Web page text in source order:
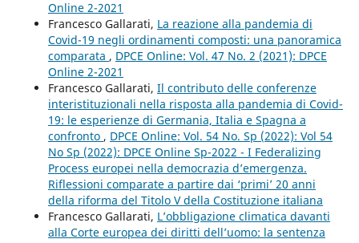
Online 2-2021
Francesco Gallarati, La reazione alla pandemia di
Covid-19 negli ordinamenti composti: una panoramica
comparata , DPCE Online: Vol. 47 No. 2 (2021): DPCE
Online 2-2021
Francesco Gallarati, Il contributo delle conferenze
interistituzionali nella risposta alla pandemia di Covid-
19: le esperienze di Germania, Italia e Spagna a
confronto , DPCE Online: Vol. 54 No. Sp (2022): Vol 54
No Sp (2022): DPCE Online Sp-2022 - I Federalizing
Process europei nella democrazia d’emergenza.
Riflessioni comparate a partire dai ‘primi’ 20 anni
della riforma del Titolo V della Costituzione italiana
Francesco Gallarati, L’obbligazione climatica davanti
alla Corte europea dei diritti dell’uomo: la sentenza